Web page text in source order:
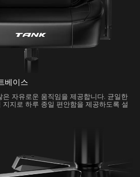
베이스
자유로운 움직임을 제공합니다. 균일한
지로 하루 종일 편안함을 제공하도록 설